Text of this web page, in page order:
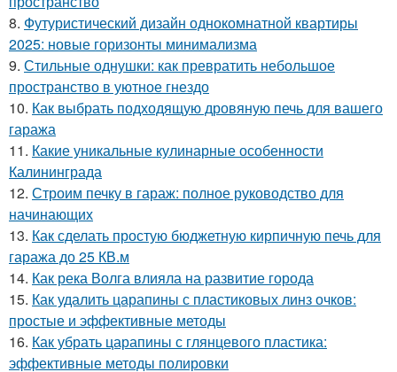
8. Футуристический дизайн однокомнатной квартиры
2025: новые горизонты минимализма
9. Стильные однушки: как превратить небольшое
пространство в уютное гнездо
10. Как выбрать подходящую дровяную печь для вашего
гаража
11. Какие уникальные кулинарные особенности
Калининграда
12. Строим печку в гараж: полное руководство для
начинающих
13. Как сделать простую бюджетную кирпичную печь для
гаража до 25 КВ.м
14. Как река Волга влияла на развитие города
15. Как удалить царапины с пластиковых линз очков:
простые и эффективные методы
16. Как убрать царапины с глянцевого пластика:
эффективные методы полировки